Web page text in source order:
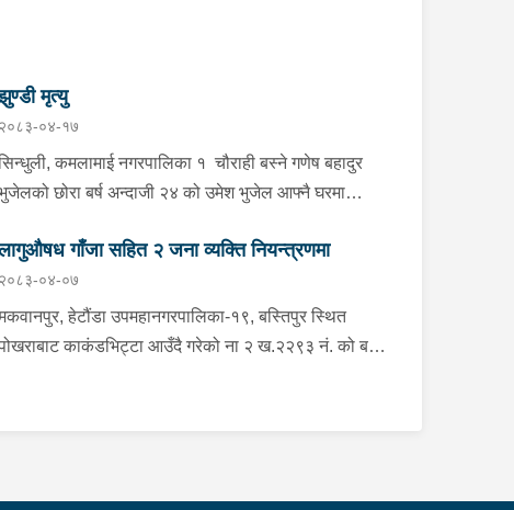
मृत्यु
२०८३-०४-१७
कमलामाई नगरपालिका १ चौराही बस्ने गणेष बहादुर
छोरा बर्ष अन्दाजी २४ को उमेश भुजेल आफ्नै घरमा
हुनासाथ प्रहरी टोली खटिगई घटनास्थलमा मुचुल्का
सहित थप अनुसन्धान कार्य भइरहेको ।
गाँजा सहित २ जना व्यक्ति नियन्त्रणमा
२०८३-०४-०७
हेटौंडा उपमहानगरपालिका-१९, बस्तिपुर स्थित
काकंडभिट्टा आउँदै गरेको ना २ ख.२२९३ नं. को बस